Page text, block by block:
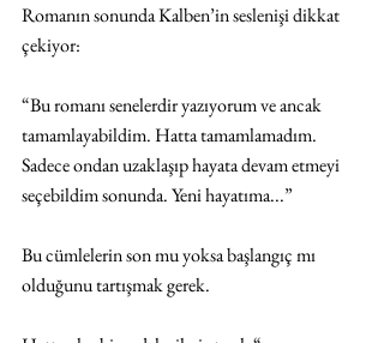
Romanın sonunda Kalben’in seslenişi dikkat
çekiyor:
“Bu romanı senelerdir yazıyorum ve ancak
tamamlayabildim. Hatta tamamlamadım.
Sadece ondan uzaklaşıp hayata devam etmeyi
seçebildim sonunda. Yeni hayatıma...”
Bu cümlelerin son mu yoksa başlangıç mı
olduğunu tartışmak gerek.